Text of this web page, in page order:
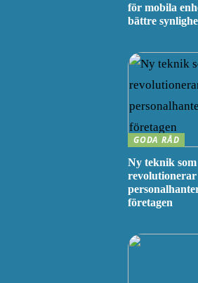
för mobila
bättre
GODA RÅD
Ny teknik som
revolutionerar
företagen